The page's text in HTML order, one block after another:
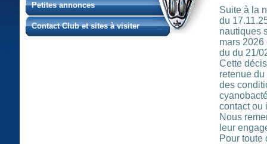
Petites annonces
Contact Club et sites à visiter
Suite à la
du
nautiques
mars
du du 21/
Cette
retenue du
des
contact ou
Nous
leur
Pour toute